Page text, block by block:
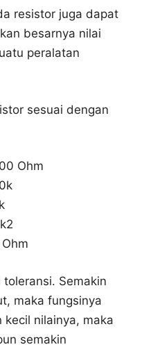
resistor juga dapat
besarnya nilai
peralatan
sesuai dengan
Ohm
Semakin
maka fungsinya
kecil nilainya, maka
semakin